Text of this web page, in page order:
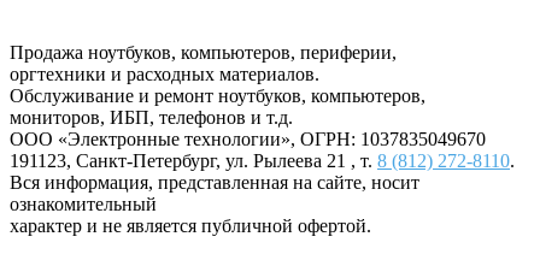
Продажа ноутбуков, компьютеров, периферии,
оргтехники и расходных материалов.
Обслуживание и ремонт ноутбуков, компьютеров,
мониторов, ИБП, телефонов и т.д.
ООО «Электронные технологии», ОГРН: 1037835049670
191123, Санкт-Петербург, ул. Рылеева 21 , т. 8 (812) 272-8110.
Вся информация, представленная на сайте, носит
ознакомительный
характер и не является публичной офертой.